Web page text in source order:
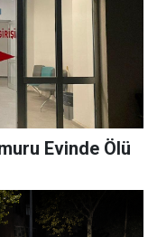
Evinde Ölü